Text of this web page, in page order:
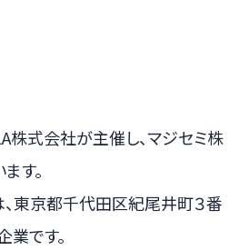
株式会社が主催し、マジセミ株
す。
東京都千代田区紀尾井町３番
業です。